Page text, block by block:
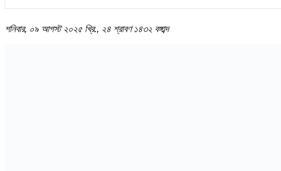
শনিবার, ০৯ আগস্ট ২০২৫ খ্রি., ২৪ শ্রাবণ ১৪৩২ বঙ্গাব্দ